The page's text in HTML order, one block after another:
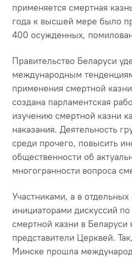
применяется смертная
года к высшей мере было
400 осужденных,
Правительство Беларуси
международным
применения смертной
создана парламентская
изучению смертной казни
наказания. Деятельность
среди прочего, повысить
общественности об
многогранности вопроса
Участниками, а в отдельных
инициаторами дискуссий
смертной казни в Беларуси
представители Церквей.
Минске прошла